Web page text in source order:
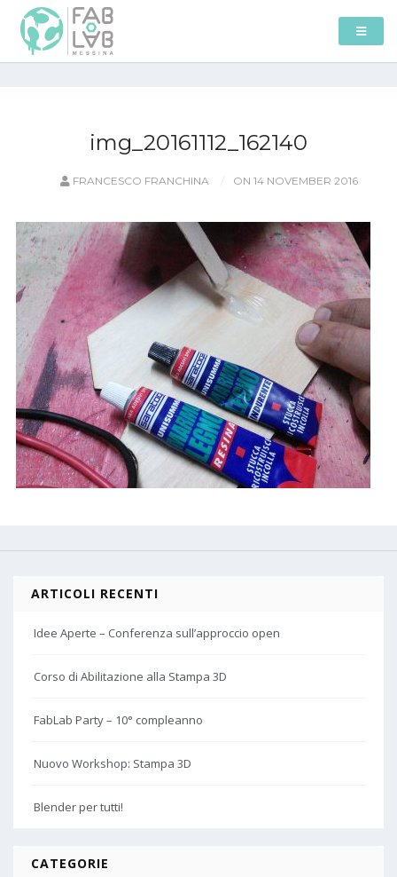
img_20161112_162140
FRANCESCO FRANCHINA ON 14 NOVEMBER 2016
ARTICOLI RECENTI
Idee Aperte – Conferenza sull’approccio open
Corso di Abilitazione alla Stampa 3D
FabLab Party – 10° compleanno
Nuovo Workshop: Stampa 3D
Blender per tutti!
CATEGORIE